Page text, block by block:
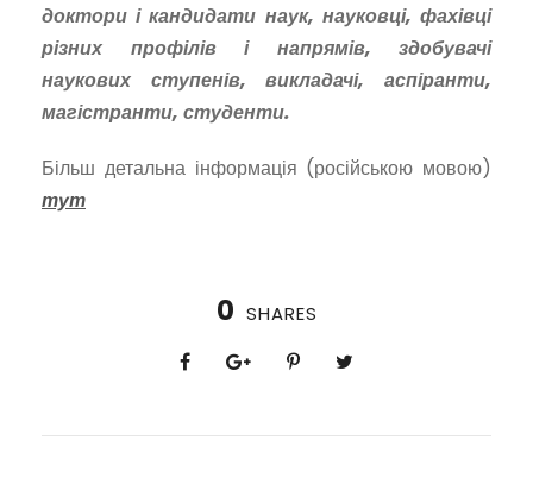
доктори і кандидати наук, науковці, фахівці
різних профілів і напрямів, здобувачі
наукових ступенів, викладачі, аспіранти,
магістранти, студенти.
Більш детальна інформація (російською мовою)
тут
0 SHARES